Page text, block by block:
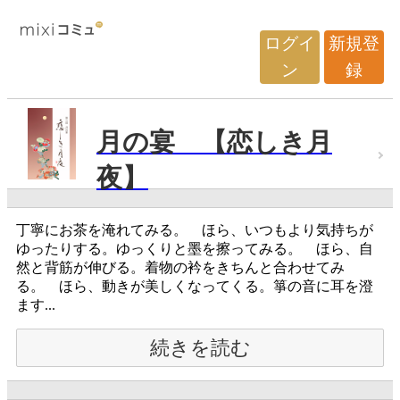
ログイ
ン
新規登
録
月の宴 【恋しき月
夜】
丁寧にお茶を淹れてみる。 ほら、いつもより気持ちが
ゆったりする。ゆっくりと墨を擦ってみる。 ほら、自
然と背筋が伸びる。着物の衿をきちんと合わせてみ
る。 ほら、動きが美しくなってくる。箏の音に耳を澄
ます...
続きを読む